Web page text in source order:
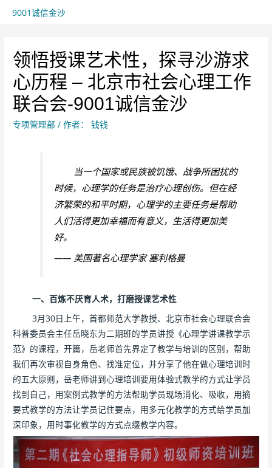
9001诚信金沙
领悟授课艺术性，探寻沙游求
心历程 – 北京市社会心理工作
联合会-9001诚信金沙
专项管理部 / 作者： 钱钱
当一个国家或民族被饥饿、战争所困扰的
时候，心理学的任务是治疗心理创伤。但在经
济繁荣的和平时期，心理学的主要任务是帮助
人们活得更加幸福而有意义，生活得更加美
好。
—— 美国著名心理学家 塞利格曼
一、百炼不厌育人术，打磨授课艺术性
3月30日上午，首都师范大学教授、北京市社会心理联合会
科普委员会主任岳晓东为二期班的学员讲授《心理学讲课教学示
范》的课程，开篇，岳老师首先界定了教学与培训的区别，帮助
我们再次审视自身角色、找准定位，并分享了他在做心理培训时
的五大原则，岳老师讲到心理培训要用体验式教学的方式让学员
找到自己，用案例式教学的方法帮助学员现场消化、吸收，用摘
要式教学的方法让学员记住要点，用多元化教学的方式给学员加
深印象，用时事化教学的方式点缀教学内容。